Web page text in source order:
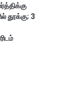
தூக்கு; 3